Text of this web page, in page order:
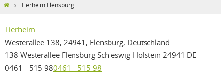
HomeTierheim Flensburg
Tierheim
Westerallee 138, 24941, Flensburg, Deutschland
138 Westerallee Flensburg Schleswig-Holstein 24941 DE
0461 - 515 980461 - 515 98